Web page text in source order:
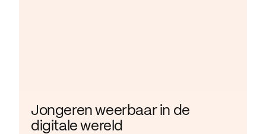
Jongeren weerbaar in de
digitale wereld